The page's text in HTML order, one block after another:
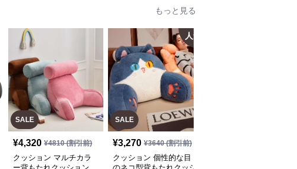
もっと見る
SALE
¥4,320 ¥4810(割引前)
クッション マルチカラ
SALE
人気
¥3,270 ¥3640(割引前)
クッション 個性的な目